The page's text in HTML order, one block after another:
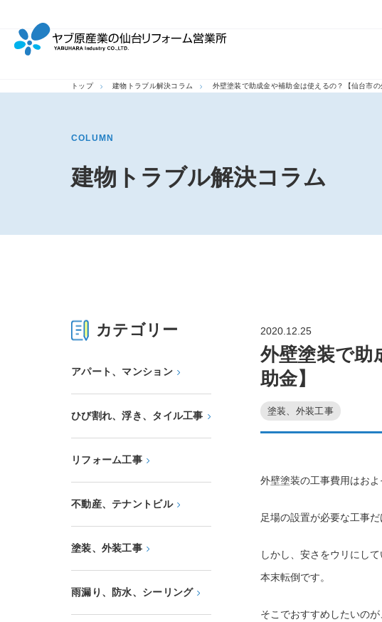
トップ 建物トラブル解決コラム 外壁塗装で助成金や補助金は使えるの？【仙台市の
COLUMN
建物トラブル解決コラム
カテゴリー
アパート、マンション
ひび割れ、浮き、タイル工事
リフォーム工事
不動産、テナントビル
塗装、外装工事
雨漏り、防水、シーリング
2020.12.25
外壁塗装で助
助金】
塗装、外装工事
外壁塗装の工事費用はお
足場の設置が必要な工事
しかし、安さをウリにし
本末転倒です。
そこでおすすめしたいのが